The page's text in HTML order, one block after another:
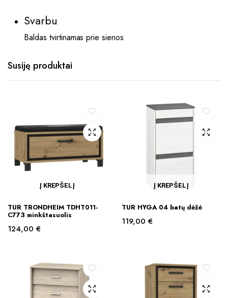
Svarbu
Baldas tvirtinamas prie sienos
Susiję produktai
Į KREPŠELĮ
TUR TRONDHEIM TDHT011-
C773 minkštasuolis
124,00 €
Į KREPŠELĮ
TUR HYGA 04 batų dėžė
119,00 €